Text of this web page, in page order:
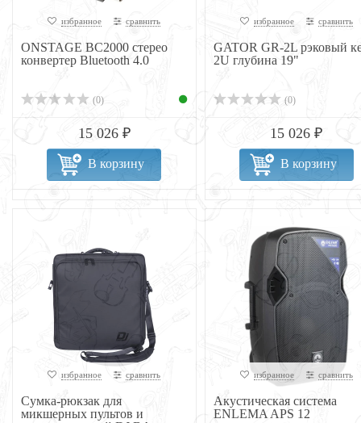
избранное сравнить
ONSTAGE BC2000 стерео
конвертер Bluetooth 4.0
(0)
15 026 ₽
В корзину
избранное сравнить
GATOR GR-2L рэковый
2U глубина 19"
(0)
15 026 ₽
В корзину
избранное сравнить
Сумка-рюкзак для
микшерных пультов и
избранное сравнить
Акустическая система
ENLEMA APS 12